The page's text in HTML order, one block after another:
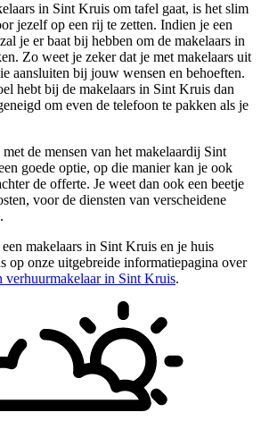
in Sint Kruis om tafel gaat, is het slim
jezelf op een rij te zetten. Indien je een
je er baat bij hebben om de makelaars in
Zo weet je zeker dat je met makelaars uit
aansluiten bij jouw wensen en behoeften.
hebt bij de makelaars in Sint Kruis dan
om even de telefoon te pakken als je
de mensen van het makelaardij Sint
goede optie, op die manier kan je ook
de offerte. Je weet dan ook een beetje
voor de diensten van verscheidene
makelaars in Sint Kruis en je huis
op onze uitgebreide informatiepagina over
verhuurmakelaar in Sint Kruis.